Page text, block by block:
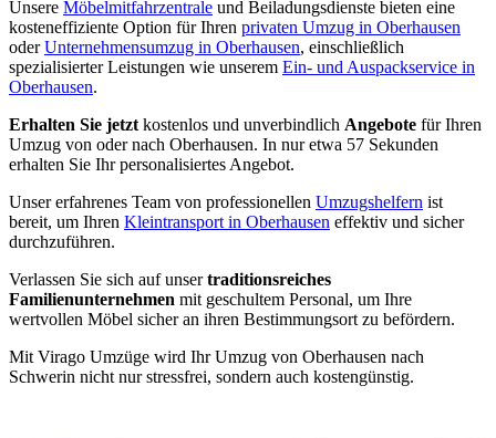
Unsere Möbelmitfahrzentrale und Beiladungsdienste bieten eine
kosteneffiziente Option für Ihren privaten Umzug in Oberhausen
oderUnternehmensumzug in Oberhausen, einschließlich
spezialisierter Leistungen wie unserem Ein- und Auspackservice in
Oberhausen.
Erhalten Sie jetzt kostenlos und unverbindlich Angebote für Ihren
Umzug von oder nach Oberhausen. In nur etwa 57 Sekunden
erhalten Sie Ihr personalisiertes Angebot.
Unser erfahrenes Team von professionellen Umzugshelfern ist
bereit, um Ihren Kleintransport in Oberhausen effektiv und sicher
durchzuführen.
Verlassen Sie sich auf unsertraditionsreiches
Familienunternehmen mit geschultem Personal, um Ihre
wertvollen Möbel sicher an ihren Bestimmungsort zu befördern.
Mit Virago Umzüge wird Ihr Umzug von Oberhausen nach
Schwerin nicht nur stressfrei, sondern auch kostengünstig.